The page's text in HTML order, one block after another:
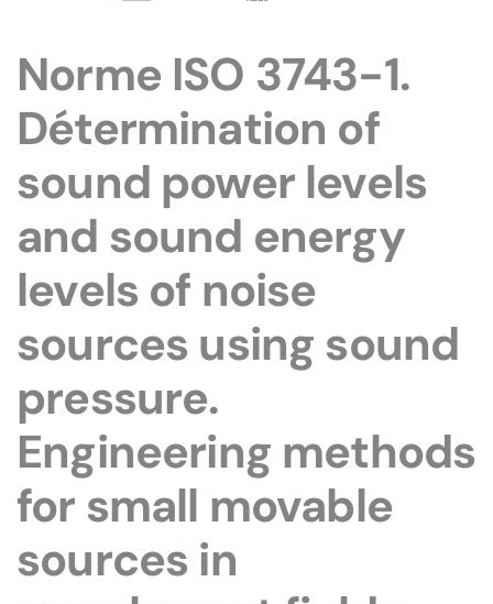
Norme ISO 3743-1.
Détermination of
sound power levels
and sound energy
levels of noise
sources using sound
pressure.
Engineering methods
for small movable
sources in